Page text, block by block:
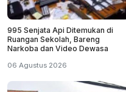
995 Senjata Api Ditemukan di
Ruangan Sekolah, Bareng
Narkoba dan Video Dewasa
06 Agustus 2026